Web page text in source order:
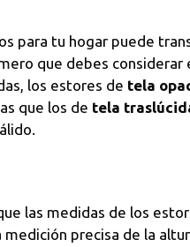
para tu hogar puede
que debes
los estores de tela
que los de tela
las medidas de los
precisa de la